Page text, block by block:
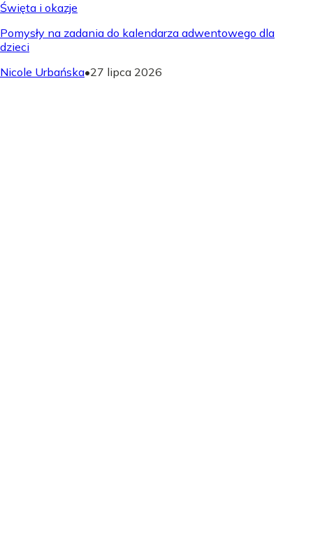
Święta i okazje
Pomysły na zadania do kalendarza adwentowego dla
dzieci
Nicole Urbańska•27 lipca 2026